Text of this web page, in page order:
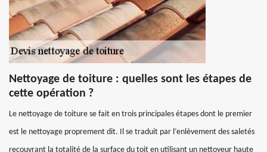
Nettoyage de toiture : quelles sont les étapes de
cette opération ?
Le nettoyage de toiture se fait en trois principales étapes dont le premier
est le nettoyage proprement dit. Il se traduit par l’enlèvement des saletés
recouvrant la totalité de la surface du toit en utilisant un nettoyeur haute